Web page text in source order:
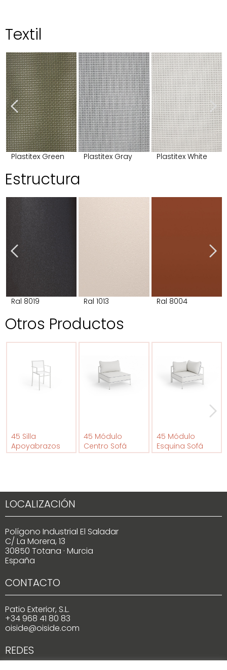
Textil
Plastitex Green Plastitex Gray Plastitex White
Estructura
Ral 8019 Ral 1013 Ral 8004
Otros Productos
45 Silla
Apoyabrazos
45 Módulo
Centro Sofá
45 Módulo
Esquina Sofá
LOCALIZACIÓN
Polígono Industrial El Saladar
C/ La Morera, 13
30850 Totana · Murcia
España
CONTACTO
Patio Exterior, S.L.
+34 968 41 80 83
oiside@oiside.com
REDES